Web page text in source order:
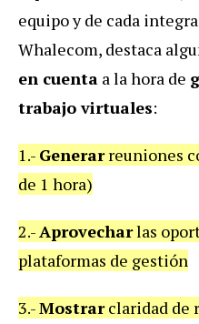
equipo y de cada
Whalecom, destaca
en cuenta a la hora de
trabajo virtuales:
1.- Generarreuniones
de 1 hora)
2.-Aprovecharlas
plataformas de gestión
3.-Mostrarclaridad de